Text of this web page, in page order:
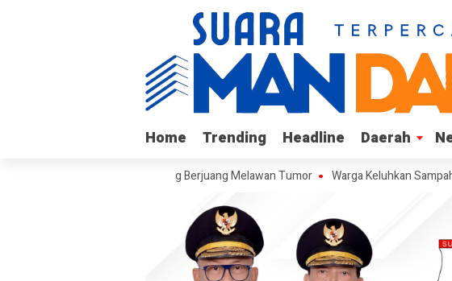
Home Trending Headline Daerah
Home Trending Headline Daerah
Remaja Kalukku yang Berjuang Melawan Tumor Warga Keluhkan Sampah SPPG